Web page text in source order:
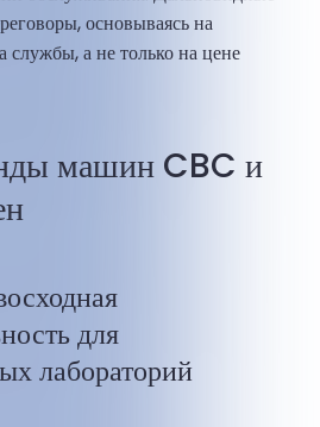
основываясь на
службы, а не только на цене
машин CBC и
для
лабораторий